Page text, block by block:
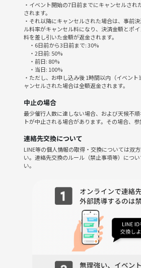
お名前とご年齢とバドミントン経験の有無
＊マルチ商法やネットワークビジネスの勧
つけ次第参加をお断りさせていただきます。
・イベント開始の7日前までにキャンセルさ
されます。
・それ以降にキャンセルされた場合は、事前
ル料率がキャンセル料になり、決済金額とポ
料を差し引いた金額が返金されます。
・6日前から3日前まで: 30%
・2日前: 50%
・前日: 80%
・当日: 100%
・ただし、お申し込み後 1時間以内（イベン
ャンセルされた場合は全額返金されます。
中止の場合
最少催行人数に達しない場合、および天候不
トが中止される場合があります。その場合、参
連絡先交換について
LINE等の個人情報の取得・交換については双
い。連絡先交換のルール（禁止事項等）につ
い。